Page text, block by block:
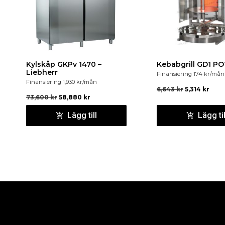
Kylskåp GKPv 1470 –
Liebherr
Finansiering 1,930 kr/mån
73,600kr 58,880 kr
Lägg till
Kebabgrill GD1
Finansiering 174 kr/mån
6,643kr 5,314 kr
Lägg